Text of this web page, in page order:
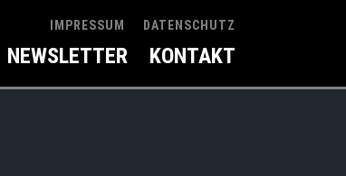
IMPRESSUM DATENSCHUTZ
NEWSLETTER KONTAKT